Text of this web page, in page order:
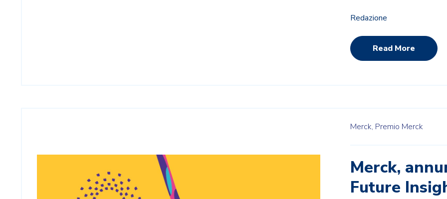
Redazione
Read More
Merck, Premio Merck
Merck,
Future